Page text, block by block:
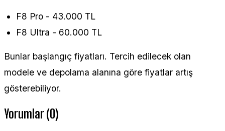
F8 Pro - 43.000 TL
F8 Ultra - 60.000 TL
Bunlar başlangıç fiyatları. Tercih edilecek olan
modele ve depolama alanına göre fiyatlar artış
gösterebiliyor.
Yorumlar (0)